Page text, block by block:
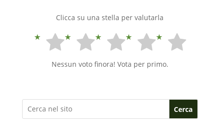
Clicca su una stella per valutarla
Nessun voto finora! Vota per primo.
Cerca